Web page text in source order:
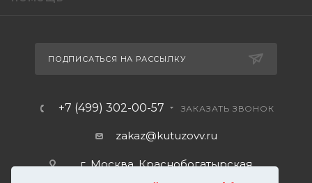
ПОДПИСАТЬСЯ НА РАССЫЛКУ
+7 (499) 302-00-57 ЗАКАЗАТЬ ЗВОНОК
zakaz@kutuzovv.ru
г. Москва, Краснобогатырская